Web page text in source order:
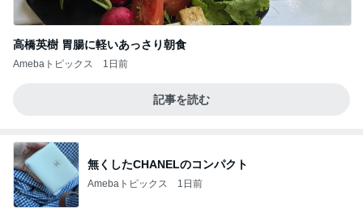
高橋英樹 胃腸に軽いあっさり朝食
Amebaトピックス 1日前
記事を読む
無くしたCHANELのコンパクト
Amebaトピックス 1日前